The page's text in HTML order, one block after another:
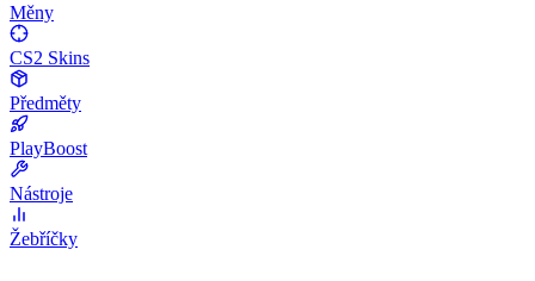
Měny
CS2 Skins
Předměty
PlayBoost
Nástroje
Žebříčky